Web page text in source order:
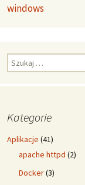
windows
Szukaj:
Kategorie
Aplikacje (41)
apache httpd (2)
Docker(3)